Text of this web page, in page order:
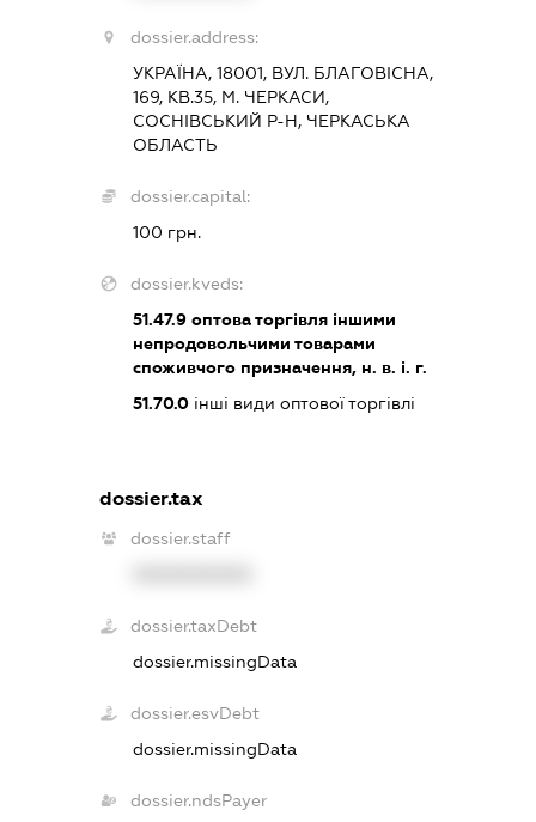
dossier.address:
УКРАЇНА, 18001, ВУЛ. БЛАГОВІСНА,
169, КВ.35, М. ЧЕРКАСИ,
СОСНІВСЬКИЙ Р-Н, ЧЕРКАСЬКА
ОБЛАСТЬ
dossier.capital:
100 грн.
dossier.kveds:
51.47.9оптова торгівля іншими
непродовольчими товарами
споживчого призначення, н. в. і. г.
51.70.0інші види оптової торгівлі
dossier.tax
dossier.staff
dossier.taxDebt
dossier.missingData
dossier.esvDebt
dossier.missingData
dossier.ndsPayer